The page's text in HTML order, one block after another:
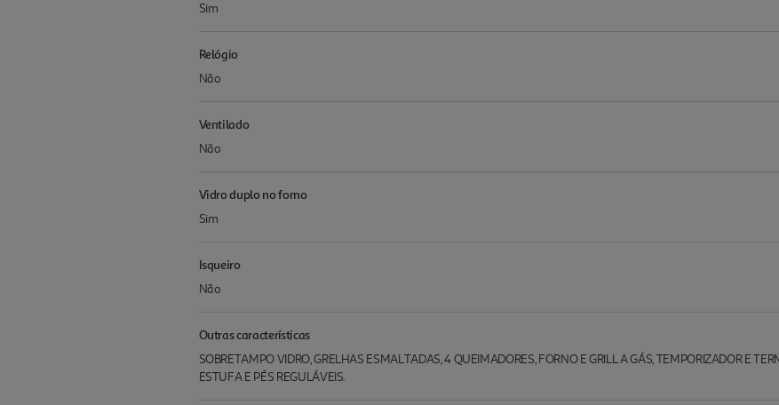
Sim
Relógio
Não
Ventilado
Não
Vidro duplo no forno
Sim
Isqueiro
Não
Outras características
SOBRETAMPO VIDRO, GRELHAS ESMALTADAS, 4 QUEIMADORES, FORNO E GRILL A GÁS, TEMPORIZADOR E
ESTUFA E PÉS REGULÁVEIS.